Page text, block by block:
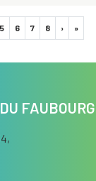
5 6 7 8 › »
FAUBOURG